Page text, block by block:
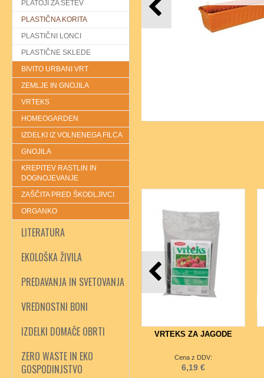
PLATOJI ZA SETEV
PLASTIČNA KORITA
PLASTIČNI LONCI
PLASTIČNE SKLEDE
BIVITO URBANI VRT
ZEMLJE IN GNOJILA
VRTEKS
HOMEOGARDEN
IZDELKI IZ VOLNENEGA FILCA
GNOJILA
KREPITEV RASTLIN IN
DOGNOJEVANJE
ZAŠČITA PRED ŠKODLJIVCI
ORGANKO
LITERATURA
EKOLOŠKA ŽIVILA
PREDAVANJA IN SVETOVANJA
VREDNOSTNI BONI
IZDELKI DOMAČE OBRTI
ZERO WASTE IN EKO
GOSPODINJSTVO
VRTEKS ZA JAGODE
Cena z DDV:
6,19 €